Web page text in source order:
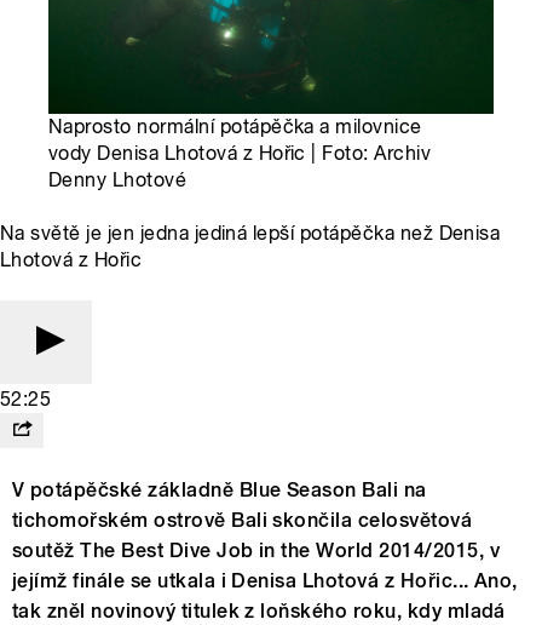
Naprosto normální potápěčka a milovnice
vody Denisa Lhotová z Hořic | Foto: Archiv
Denny Lhotové
Na světě je jen jedna jediná lepší potápěčka než Denisa
Lhotová z Hořic
52:25
V potápěčské základně Blue Season Bali na
tichomořském ostrově Bali skončila celosvětová
soutěž The Best Dive Job in the World 2014/2015, v
jejímž finále se utkala i Denisa Lhotová z Hořic... Ano,
tak zněl novinový titulek z loňského roku, kdy mladá